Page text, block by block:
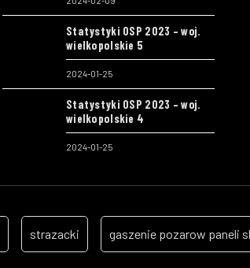
Statystyki OSP 2023 – woj.
wielkopolskie 5
2024-01-25
Statystyki OSP 2023 – woj.
wielkopolskie 4
2024-01-25
strazacki gaszenie pozarow paneli